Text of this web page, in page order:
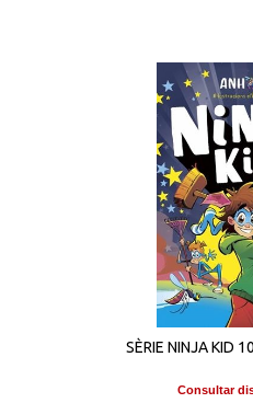
SÈRIE NINJA KID
Consultar